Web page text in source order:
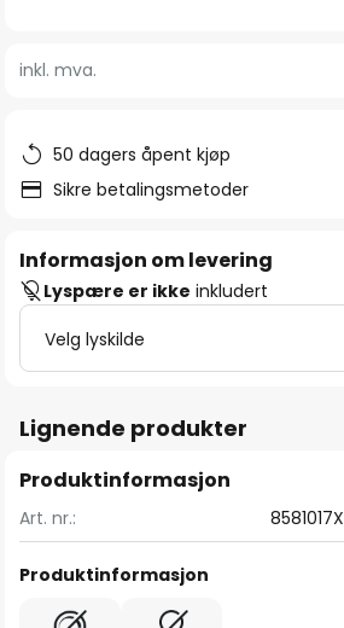
bildegalleri
inkl. mva.
50 dagers åpent kjøp
Sikre betalingsmetoder
Informasjon om levering
Lyspære er ikke inkludert
Velg lyskilde
Lignende produkter
Produktinformasjon
Art. nr.: 8581017X
Produktinformasjon